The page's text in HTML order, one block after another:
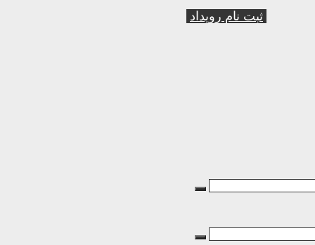
ثبت نام رویداد